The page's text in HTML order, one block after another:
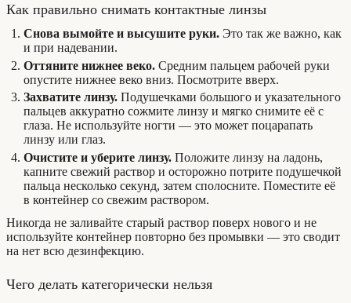
Как правильно снимать контактные линзы
Снова вымойте и высушите руки. Это так же важно, как
и при надевании.
Оттяните нижнее веко. Средним пальцем рабочей руки
опустите нижнее веко вниз. Посмотрите вверх.
Захватите линзу. Подушечками большого и указательного
пальцев аккуратно сожмите линзу и мягко снимите её с
глаза. Не используйте ногти — это может поцарапать
линзу или глаз.
Очистите и уберите линзу. Положите линзу на ладонь,
капните свежий раствор и осторожно потрите подушечкой
пальца несколько секунд, затем сполосните. Поместите её
в контейнер со свежим раствором.
Никогда не заливайте старый раствор поверх нового и не
используйте контейнер повторно без промывки — это сводит
на нет всю дезинфекцию.
Чего делать категорически нельзя